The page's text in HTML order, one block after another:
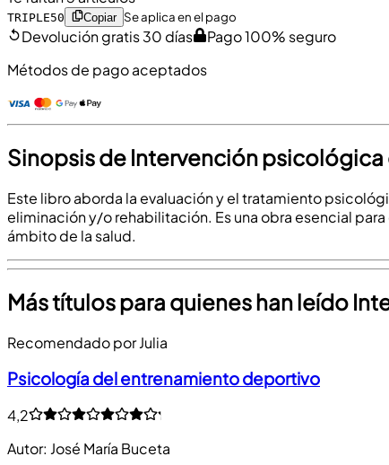
TRIPLE50 Copiar Se aplica en el pago
Devolución gratis 30 días
Pago 100% seguro
Métodos de pago aceptados
Sinopsis de Intervención psicológica
Este libro aborda la evaluación y el tratamiento
eliminación y/o rehabilitación. Es una obra esencial
ámbito de la salud.
Más títulos para quienes han leído
Recomendado por Julia
Psicología del entrenamiento deportivo
4,2
Autor: José María Buceta